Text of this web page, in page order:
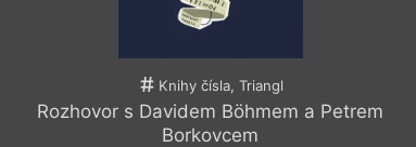
Knihy čísla, Triangl
Rozhovor s Davidem Böhmem a Petrem
Borkovcem